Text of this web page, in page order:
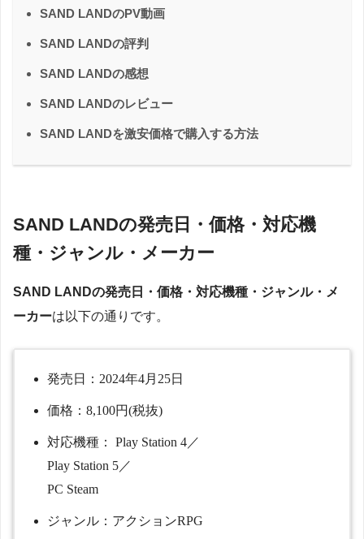
SAND LANDのPV動画
SAND LANDの評判
SAND LANDの感想
SAND LANDのレビュー
SAND LANDを激安価格で購入する方法
SAND LANDの発売日・価格・対応機
種・ジャンル・メーカー
SAND LANDの発売日・価格・対応機種・ジャンル・メ
ーカーは以下の通りです。
発売日： 2024年4月 25日
価格： 8,100円(税抜)
対応機種： Play Station 4 ／
Play Station 5 ／
PC Steam
ジャンル： アクションRPG